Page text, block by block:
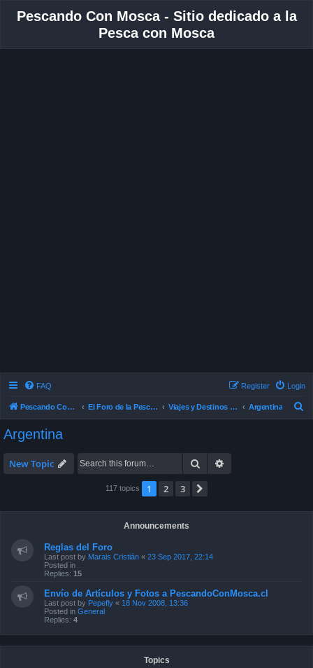
Pescando Con Mosca - Sitio dedicado a la
Pesca con Mosca
FAQ Login
Register
Pescando Con Mosca El Foro de la Pesca con Mosca en Chile Viajes y Destinos de Pesca Argentina
Argentina
New Topic Search
117 topics 1 2 3
Announcements
Reglas del Foro
Last post by Marais Cristián « 23 Sep 2017, 22:14
Posted in
Replies: 15
Envío de Artículos y Fotos a PescandoConMosca.cl
Last post by Pepefly « 18 Nov 2008, 13:36
Posted in General
Replies: 4
Topics